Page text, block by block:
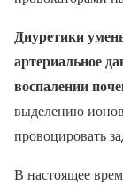
Диуретики
артериальное
воспалении
выделению
провоцировать
В настоящее